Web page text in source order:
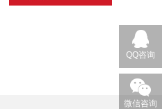
QQ咨询
微信咨询